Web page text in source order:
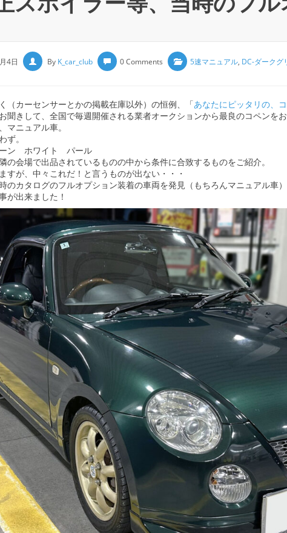
4日 By K_car_club 0 Comments 5速マニュアル, DC-ダークグ
（カーセンサーとかの掲載在庫以外）の恒例、「あなたにピッタリの、
聞きして、全国で毎週開催される業者オークションから最良のコペンをお
マニュアル車。
ず。
ーン ホワイト パール
の会場で出品されているものの中から条件に合致するものをご紹介。
すが、中々これだ！と言うものが出ない・・・
のカタログのフルオプション装着の車両を発見（もちろんマニュアル車）
が出来ました！